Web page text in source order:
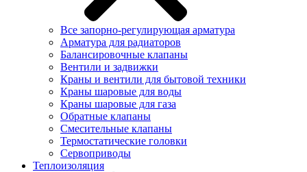
Все запорно-регулирующая арматура
Арматура для радиаторов
Балансировочные клапаны
Вентили и задвижки
Краны и вентили для бытовой техники
Краны шаровые для воды
Краны шаровые для газа
Обратные клапаны
Смесительные клапаны
Термостатические головки
Сервоприводы
Теплоизоляция